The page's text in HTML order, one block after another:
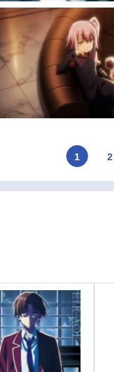
1 2